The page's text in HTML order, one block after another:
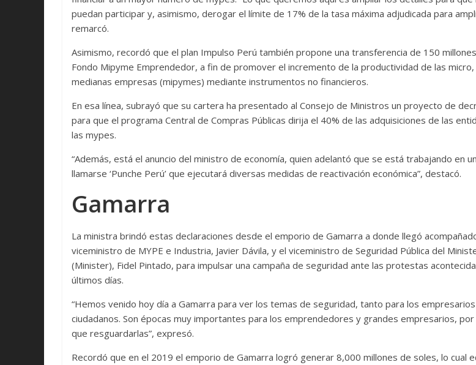
puedan participar y, asimismo, derogar el límite de 17% de la tasa máxima adjudicada para
remarcó.
Asimismo, recordó que el plan Impulso Perú también propone una transferencia de 150
Fondo Mipyme Emprendedor, a fin de promover el incremento de la productividad de las
medianas empresas (mipymes) mediante instrumentos no financieros.
En esa línea, subrayó que su cartera ha presentado al Consejo de Ministros un proyecto de
para que el programa Central de Compras Públicas dirija el 40% de las adquisiciones de las
las mypes.
“Además, está el anuncio del ministro de economía, quien adelantó que se está trabajando en
llamarse ‘Punche Perú’ que ejecutará diversas medidas de reactivación económica”, destacó.
Gamarra
La ministra brindó estas declaraciones desde el emporio de Gamarra a donde llegó
viceministro de MYPE e Industria, Javier Dávila, y el viceministro de Seguridad Pública del
(Minister), Fidel Pintado, para impulsar una campaña de seguridad ante las protestas
últimos días.
“Hemos venido hoy día a Gamarra para ver los temas de seguridad, tanto para los
ciudadanos. Son épocas muy importantes para los emprendedores y grandes empresarios,
que resguardarlas”, expresó.
Recordó que en el 2019 el emporio de Gamarra logró generar 8,000 millones de soles, lo cual